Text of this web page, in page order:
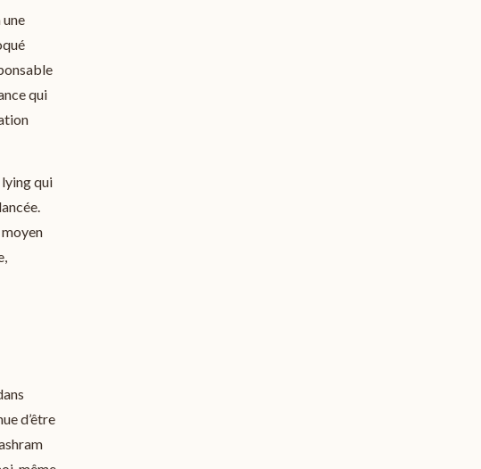
qui
qui
moyen
d’être